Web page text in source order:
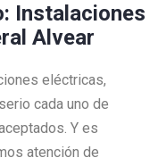
Instalaciones
Alvear
eléctricas,
cada uno de
Y es
atención de